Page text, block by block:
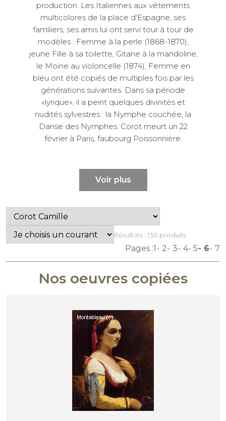
production. Les Italiennes aux vêtements
multicolores de la place d'Espagne, ses
familiers, ses amis lui ont servi tour à tour de
modèles : Femme à la perle (1868-1870),
jeune Fille à sa toilette, Gitane à la mandoline,
le Moine au violoncelle (1874), Femme en
bleu ont été copiés de multiples fois par les
générations suivantes. Dans sa période
«lyrique», il a peint quelques divinités et
nudités sylvestres : la Nymphe couchée, la
Danse des Nymphes. Corot meurt un 22
février à Paris, faubourg Poissonnière.
Voir plus
Résultats : 130 produits
Pages :1 2 3 4 5 6 7
Nos oeuvres copiées